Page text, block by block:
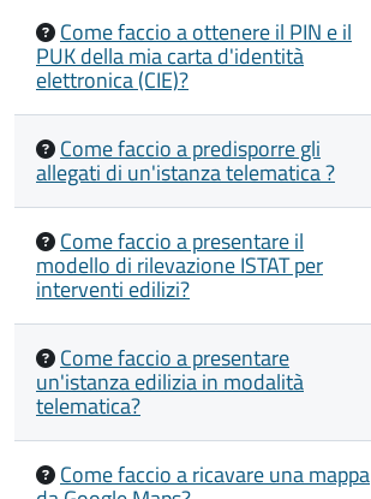
Come faccio a ottenere il PIN e il
PUK della mia carta d'identità
elettronica (CIE)?
Come faccio a predisporre gli
allegati di un'istanza telematica ?
Come faccio a presentare il
modello di rilevazione ISTAT per
interventi edilizi?
Come faccio a presentare
un'istanza edilizia in modalità
telematica?
Come faccio a ricavare una mappa